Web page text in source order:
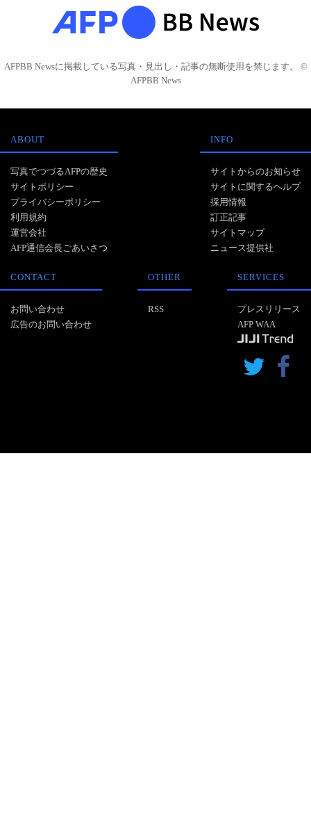
AFPBB Newsに掲載している写真・見出し・記事の無断使用を禁じます。 ©
AFPBB News
ABOUT
写真でつづるAFPの歴史
サイトポリシー
プライバシーポリシー
利用規約
運営会社
AFP通信会長ごあいさつ
INFO
サイトからのお知らせ
サイトに関するヘルプ
採用情報
訂正記事
サイトマップ
ニュース提供社
CONTACT
お問い合わせ
広告のお問い合わせ
OTHER
RSS
SERVICES
プレスリリース
AFP WAA